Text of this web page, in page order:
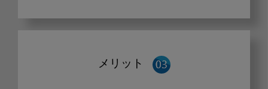
メリット